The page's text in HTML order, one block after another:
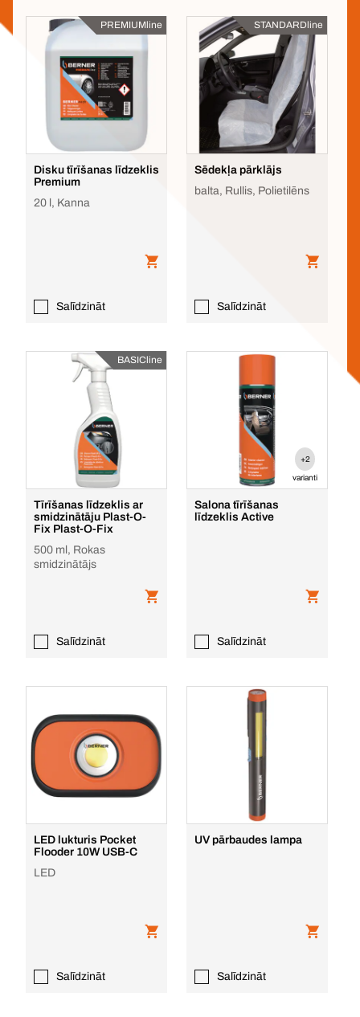
PREMIUMline
Disku tīrīšanas līdzeklis
Premium
20 l, Kanna
Salīdzināt
STANDARDline
Sēdekļa pārklājs
balta, Rullis, Polietilēns
Salīdzināt
BASICline
Tīrīšanas līdzeklis ar
smidzinātāju Plast-O-
Fix Plast-O-Fix
500 ml, Rokas
smidzinātājs
Salīdzināt
+2
varianti
Salona tīrīšanas
līdzeklis Active
Salīdzināt
LED lukturis Pocket
Flooder 10W USB-C
LED
Salīdzināt
UV pārbaudes lampa
Salīdzināt